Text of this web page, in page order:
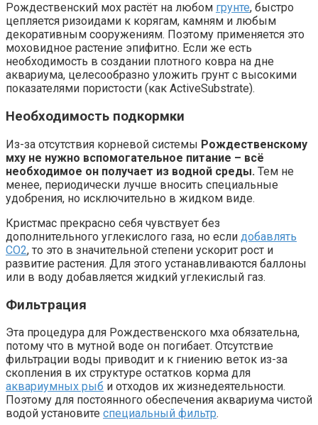
Рождественский мох растёт на любом грунте, быстро
цепляется ризоидами к корягам, камням и любым
декоративным сооружениям. Поэтому применяется это
моховидное растение эпифитно. Если же есть
необходимость в создании плотного ковра на дне
аквариума, целесообразно уложить грунт с высокими
показателями пористости (как ActiveSubstrate).
Необходимость подкормки
Из-за отсутствия корневой системы Рождественскому
мху не нужно вспомогательное питание – всё
необходимое он получает из водной среды. Тем не
менее, периодически лучше вносить специальные
удобрения, но исключительно в жидком виде.
Кристмас прекрасно себя чувствует без
дополнительного углекислого газа, но если добавлять
СО2, то это в значительной степени ускорит рост и
развитие растения. Для этого устанавливаются баллоны
или в воду добавляется жидкий углекислый газ.
Фильтрация
Эта процедура для Рождественского мха обязательна,
потому что в мутной воде он погибает. Отсутствие
фильтрации воды приводит и к гниению веток из-за
скопления в их структуре остатков корма для
аквариумных рыб и отходов их жизнедеятельности.
Поэтому для постоянного обеспечения аквариума чистой
водой установите специальный фильтр.